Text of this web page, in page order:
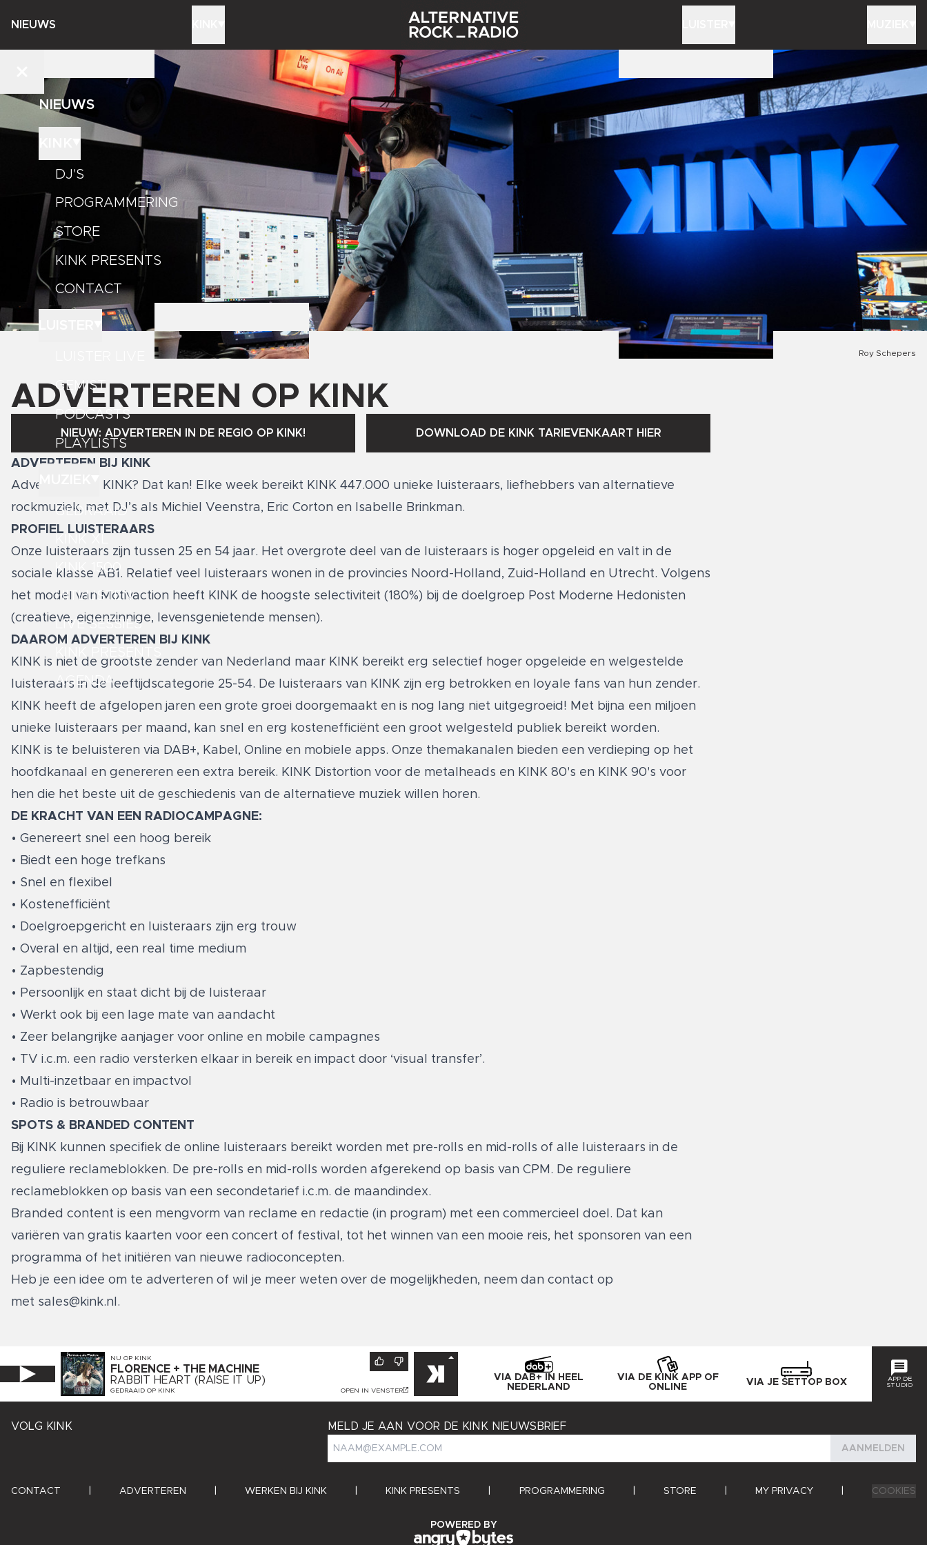
NIEUWS
NIEUWS
DJ'S
PROGRAMMERING
STORE
KINK PRESENTS
CONTACT
GEMIST
PODCASTS
PLAYLISTS
GEDRAAID
KINK 1500
HITLIJSTEN
LIVE SESSIES
AGENDA
Roy Schepers
ADVERTEREN OP KINK
NIEUW: ADVERTEREN IN DE REGIO OP KINK! DOWNLOAD DE KINK TARIEVENKAART HIER
ADVERTEREN BIJ KINK
Adverteren op KINK? Dat kan! Elke week bereikt KINK 447.000 unieke luisteraars, liefhebbers van alternatieve
rockmuziek, met DJ’s als Michiel Veenstra, Eric Corton en Isabelle Brinkman.
PROFIEL LUISTERAARS
Onze luisteraars zijn tussen 25 en 54 jaar. Het overgrote deel van de luisteraars is hoger opgeleid en valt in de
sociale klasse AB1. Relatief veel luisteraars wonen in de provincies Noord-Holland, Zuid-Holland en Utrecht. Volgens
het model van Motivaction heeft KINK de hoogste selectiviteit (180%) bij de doelgroep Post Moderne Hedonisten
(creatieve, eigenzinnige, levensgenietende mensen).
DAAROM ADVERTEREN BIJ KINK
KINK is niet de grootste zender van Nederland maar KINK bereikt erg selectief hoger opgeleide en welgestelde
luisteraars in de leeftijdscategorie 25-54. De luisteraars van KINK zijn erg betrokken en loyale fans van hun zender.
KINK heeft de afgelopen jaren een grote groei doorgemaakt en is nog lang niet uitgegroeid! Met bijna een miljoen
unieke luisteraars per maand, kan snel en erg kostenefficiënt een groot welgesteld publiek bereikt worden.
KINK is te beluisteren via DAB+, Kabel, Online en mobiele apps. Onze themakanalen bieden een verdieping op het
hoofdkanaal en genereren een extra bereik. KINK Distortion voor de metalheads en KINK 80's en KINK 90's voor
hen die het beste uit de geschiedenis van de alternatieve muziek willen horen.
DE KRACHT VAN EEN RADIOCAMPAGNE:
• Genereert snel een hoog bereik
• Biedt een hoge trefkans
• Snel en flexibel
• Kostenefficiënt
• Doelgroepgericht en luisteraars zijn erg trouw
• Overal en altijd, een real time medium
• Zapbestendig
• Persoonlijk en staat dicht bij de luisteraar
• Werkt ook bij een lage mate van aandacht
• Zeer belangrijke aanjager voor online en mobile campagnes
• TV i.c.m. een radio versterken elkaar in bereik en impact door ‘visual transfer’.
• Multi-inzetbaar en impactvol
• Radio is betrouwbaar
SPOTS & BRANDED CONTENT
Bij KINK kunnen specifiek de online luisteraars bereikt worden met pre-rolls en mid-rolls of alle luisteraars in de
reguliere reclameblokken. De pre-rolls en mid-rolls worden afgerekend op basis van CPM. De reguliere
reclameblokken op basis van een secondetarief i.c.m. de maandindex.
Branded content is een mengvorm van reclame en redactie (in program) met een commercieel doel. Dat kan
variëren van gratis kaarten voor een concert of festival, tot het winnen van een mooie reis, het sponsoren van een
programma of het initiëren van nieuwe radioconcepten.
Heb je een idee om te adverteren of wil je meer weten over de mogelijkheden, neem dan contact op
met sales@kink.nl .
NU OP KINK
FLORENCE + THE MACHINE
RABBIT HEART (RAISE IT UP)
GEDRAAID OP KINK OPEN IN VENSTER
VIA DAB+ IN HEEL
NEDERLAND
VIA DE KINK APP OF
ONLINE
VIA JE SETTOP BOX
APP DE
STUDIO
VOLG KINK MELD JE AAN VOOR DE KINK NIEUWSBRIEF
AANMELDEN
CONTACT ADVERTEREN WERKEN BIJ KINK KINK PRESENTS PROGRAMMERING STORE MY PRIVACY COOKIES
POWERED BYANGRY BYTES